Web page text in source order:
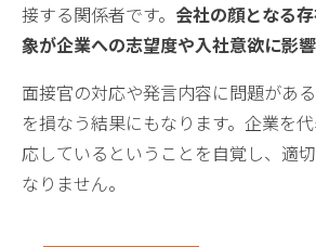
接する関係者です。 会社の顔となる
象が企業への志望度や入社意欲に影響
面接官の対応や発言内容に問題があ
を損なう結果にもなります。企業を
応しているということを自覚し、適
なりません。